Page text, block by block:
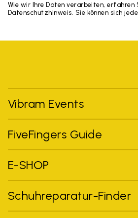
Wie wir Ihre Daten verarbeiten, erfahren
Datenschutzhinweis. Sie können sich
Vibram Events
FiveFingers Guide
E-SHOP
Schuhreparatur-Finder